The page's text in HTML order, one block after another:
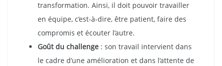
transformation. Ainsi, il doit pouvoir travailler
en équipe, c’est-à-dire, être patient, faire des
compromis et écouter l’autre.
Goût du challenge : son travail intervient dans
le cadre d’une amélioration et dans l’attente de